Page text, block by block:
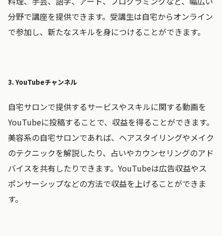
分野で講座を提供できます。受講生は自宅からオンライン
で参加し、新たなスキルを身につけることができます。
3. YouTubeチャンネル
自宅サロンで提供するサービスやスキルに関する動画を
YouTubeに投稿することで、収益を得ることができます。
美容系の自宅サロンであれば、ヘアスタイリングやメイク
のテクニックを解説したり、占いやカウンセリングのアド
バイスを共有したりできます。YouTubeは広告収益やス
ポンサーシップなどの方法で収益を上げることができま
す。